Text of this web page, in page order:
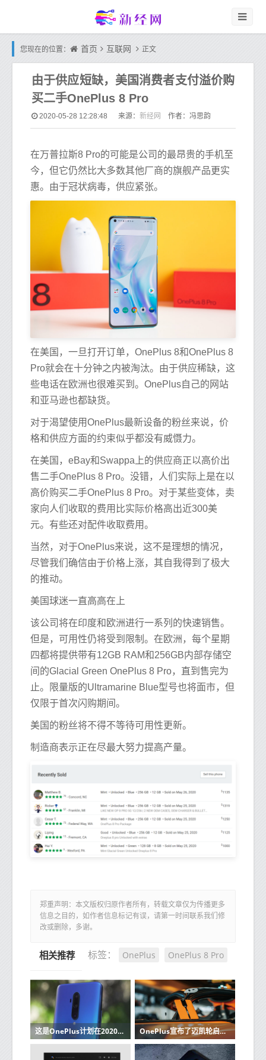
您现在的位置： 首页 互联网 正文
由于供应短缺，美国消费者支付溢价购
买二手OnePlus 8 Pro
2020-05-28 12:28:48 来源： 新经网 作者：冯思韵
在万普拉斯8 Pro的可能是公司的最昂贵的手机至
今，但它仍然比大多数其他厂商的旗舰产品更实
惠。由于冠状病毒，供应紧张。
在美国，一旦打开订单，OnePlus 8和OnePlus 8
Pro就会在十分钟之内被淘汰。由于供应稀缺，这
些电话在欧洲也很难买到。OnePlus自己的网站
和亚马逊也都缺货。
对于渴望使用OnePlus最新设备的粉丝来说，价
格和供应方面的约束似乎都没有威慑力。
在美国，eBay和Swappa上的供应商正以高价出
售二手OnePlus 8 Pro。没错，人们实际上是在以
高价购买二手OnePlus 8 Pro。对于某些变体，卖
家向人们收取的费用比实际价格高出近300美
元。有些还对配件收取费用。
当然，对于OnePlus来说，这不是理想的情况，
尽管我们确信由于价格上涨，其自我得到了极大
的推动。
美国球迷一直高高在上
该公司将在印度和欧洲进行一系列的快速销售。
但是，可用性仍将受到限制。在欧洲，每个星期
四都将提供带有12GB RAM和256GB内部存储空
间的Glacial Green OnePlus 8 Pro，直到售完为
止。限量版的Ultramarine Blue型号也将面市，但
仅限于首次闪购期间。
美国的粉丝将不得不等待可用性更新。
制造商表示正在尽最大努力提高产量。
郑重声明：本文版权归原作者所有，转载文章仅为传播更多
信息之目的，如作者信息标记有误，请第一时间联系我们修
改或删除，多谢。
标签： OnePlus OnePlus 8 Pro
相关推荐
这是OnePlus计划在2020年改善其手机摄像头的方式 OnePlus宣布了迈凯轮启发的Concept One设备